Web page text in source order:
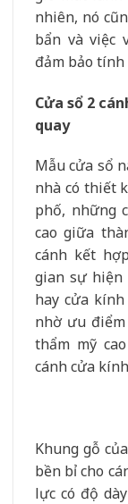
nhiên, nó
bẩn và việc
đảm bảo tính
Cửa sổ 2
quay
Mẫu cửa sổ
nhà có thiết
phố, những
cao giữa
cánh kết
gian sự hiện
hay cửa
nhờ ưu
thẩm mỹ
cánh cửa
Khung gỗ
bền bỉ cho
lực có độ